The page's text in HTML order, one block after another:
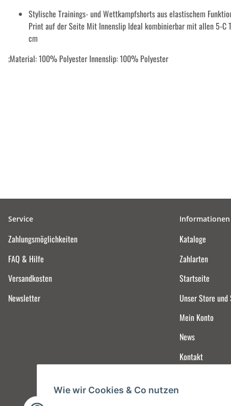
Stylische Trainings- und Wettkampfshorts aus elastischem
Print auf der Seite Mit Innenslip Ideal kombinierbar mit allen 5-C
cm
;Material: 100% Polyester Innenslip: 100% Polyester
Service
Zahlungsmöglichkeiten
FAQ & Hilfe
Versandkosten
Newsletter
Informationen
Kataloge
Zahlarten
Startseite
Unser Store und
Mein Konto
News
Kontakt
Wie wir Cookies & Co nutzen